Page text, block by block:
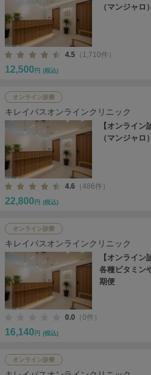
（マンジャ
4.5 （1,710件）
12,500 円 (税込)
オンライン診療
キレイパスオンラインクリニック
【オンライ
（マンジャ
4.6 （486件）
22,800 円 (税込)
オンライン診療
キレイパスオンラインクリニック
【オンライン
各種ビタミン
期便
0.0 （0件）
16,140 円 (税込)
オンライン診療